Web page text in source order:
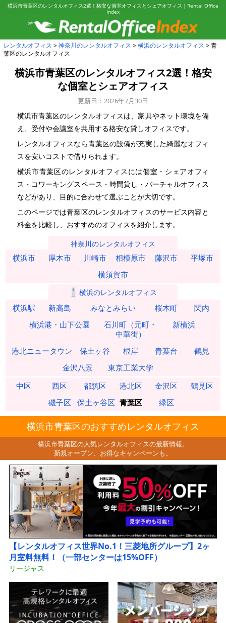
横浜市青葉区のレンタルオフィス2選！格安な個室オフィスとシェアオフィス｜Rental Office
Index
レンタルオフィス 神奈川のレンタルオフィス 横浜のレンタルオフィス
青
葉区のレンタルオフィス
横浜市青葉区のレンタルオフィス2選！格安
な個室とシェアオフィス
更新日：2026年7月30日
横浜市青葉区のレンタルオフィスは、家具やネット環境を備
え、受付や会議室を共用する格安な貸しオフィスです。
レンタルオフィスなら青葉区の設備が充実した綺麗なオフィ
スを安いコストで借りられます。
横浜市青葉区のレンタルオフィスには個室・シェアオフィ
ス・コワーキングスペース・時間貸し・バーチャルオフィス
などがあり、目的に合わせて選ぶことが大切です。
このページでは青葉区のレンタルオフィスのサービス内容と
料金を比較し、おすすめのオフィスを紹介します。
神奈川のレンタルオフィス
横浜市 厚木市 川崎市 相模原市 藤沢市
平塚市
横須賀市
横浜のレンタルオフィス
横浜駅 新高島 みなとみらい 桜木町
関内
横浜港・山下公園
石川町（元町・
中華街）
新横浜
港北ニュータウン 保土ヶ谷 根岸 青葉台
鶴見
金沢八景
東京工業大学
中区
西区 都筑区 港北区 金沢区
鶴見区
磯子区
保土ヶ谷区 青葉区 緑区
横浜市青葉区のおすすめレンタルオフィス
横浜市青葉区の人気レンタルオフィスの最新情報。
新規オープン、お得なキャンペーンも。
【レンタルオフィス世界No.1！三菱地所グループ】2ヶ
月室料無料！（一部センターは15%OFF）
リージャス